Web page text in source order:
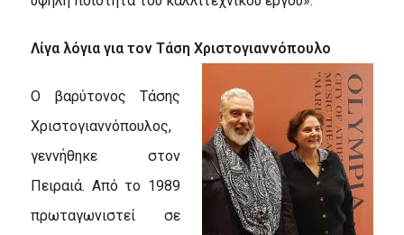
Λίγα λόγια για τον Τάση Χριστογιαννόπουλο
Ο βαρύτονος Τάσης
Χριστoγιαννόπουλος,
γεννήθηκε στον
Πειραιά. Από το 1989
πρωταγωνιστεί σε